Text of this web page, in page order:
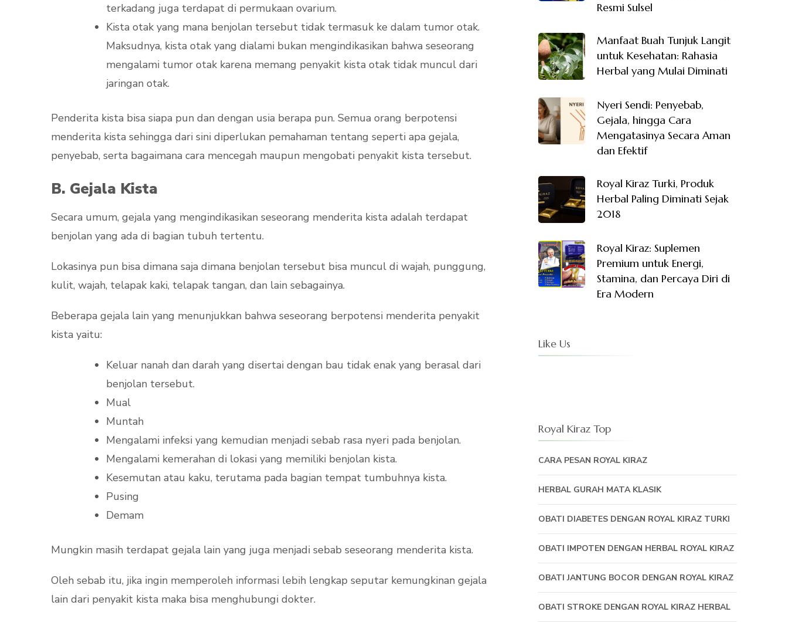
terkadang juga terdapat di permukaan ovarium.
Kista otak yang mana benjolan tersebut tidak termasuk ke dalam tumor otak.
Maksudnya, kista otak yang dialami bukan mengindikasikan bahwa seseorang
mengalami tumor otak karena memang penyakit kista otak tidak muncul dari
jaringan otak.
Penderita kista bisa siapa pun dan dengan usia berapa pun. Semua orang berpotensi
menderita kista sehingga dari sini diperlukan pemahaman tentang seperti apa gejala,
penyebab, serta bagaimana cara mencegah maupun mengobati penyakit kista tersebut.
B. Gejala Kista
Secara umum, gejala yang mengindikasikan seseorang menderita kista adalah terdapat
benjolan yang ada di bagian tubuh tertentu.
Lokasinya pun bisa dimana saja dimana benjolan tersebut bisa muncul di wajah, punggung,
kulit, wajah, telapak kaki, telapak tangan, dan lain sebagainya.
Beberapa gejala lain yang menunjukkan bahwa seseorang berpotensi menderita penyakit
kista yaitu:
Keluar nanah dan darah yang disertai dengan bau tidak enak yang berasal dari
benjolan tersebut.
Mual
Muntah
Mengalami infeksi yang kemudian menjadi sebab rasa nyeri pada benjolan.
Mengalami kemerahan di lokasi yang memiliki benjolan kista.
Kesemutan atau kaku, terutama pada bagian tempat tumbuhnya kista.
Pusing
Demam
Mungkin masih terdapat gejala lain yang juga menjadi sebab seseorang menderita kista.
Oleh sebab itu, jika ingin memperoleh informasi lebih lengkap seputar kemungkinan gejala
lain dari penyakit kista maka bisa menghubungi dokter.
Resmi Sulsel
Manfaat Buah Tunjuk Langit
untuk Kesehatan: Rahasia
Herbal yang Mulai Diminati
Nyeri Sendi: Penyebab,
Gejala, hingga Cara
Mengatasinya Secara Aman
dan Efektif
Royal Kiraz Turki, Produk
Herbal Paling Diminati Sejak
2018
Royal Kiraz: Suplemen
Premium untuk Energi,
Stamina, dan Percaya Diri di
Era Modern
Like Us
Royal Kiraz Top
CARA PESAN ROYAL KIRAZ
HERBAL GURAH MATA KLASIK
OBATI DIABETES DENGAN ROYAL KIRAZ TURKI
OBATI IMPOTEN DENGAN HERBAL ROYAL KIRAZ
OBATI JANTUNG BOCOR DENGAN ROYAL KIRAZ
OBATI STROKE DENGAN ROYAL KIRAZ HERBAL